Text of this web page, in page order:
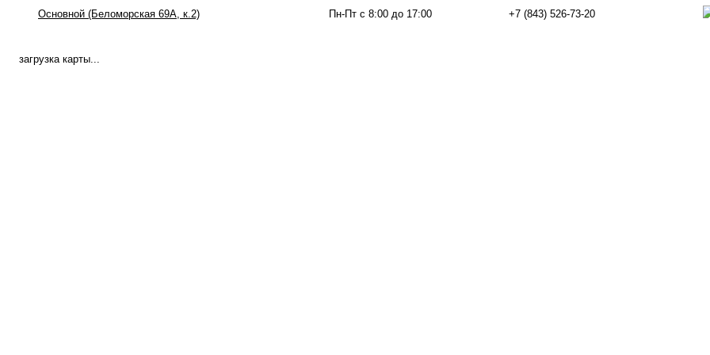
Основной (Беломорская 69А, к.2) Пн-Пт с 8:00 до 17:00 +7 (843) 526-73-20
загрузка карты...